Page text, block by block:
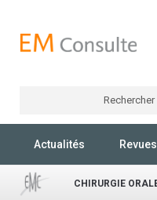
Rechercher
Actualités Revues
CHIRURGIE